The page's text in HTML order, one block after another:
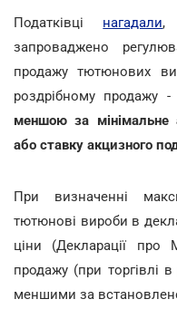
Податківці нагадали,
запроваджено
продажу тютюнових
роздрібному продажу
меншою за мінімальне
або ставку акцизного
При визначенні
тютюнові вироби в
ціни (Декларації про
продажу (при торгівлі
меншими за